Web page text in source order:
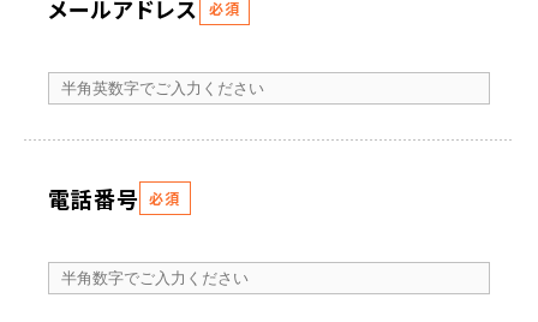
メールアドレス 必須
電話番号 必須